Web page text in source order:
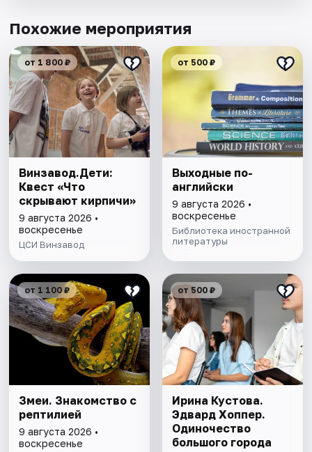
Похожие мероприятия
от 1 800 ₽
Винзавод.Дети:
Квест «Что
скрывают кирпичи»
9 августа 2026 •
воскресенье
ЦСИ Винзавод
от 500 ₽
Выходные по-
английски
9 августа 2026 •
воскресенье
Библиотека иностранной
литературы
от 1 100 ₽
Змеи. Знакомство с
рептилией
9 августа 2026 •
воскресенье
от 500 ₽
Ирина Кустова.
Эдвард Хоппер.
Одиночество
большого города